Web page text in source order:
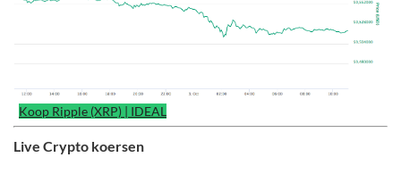
Koop Ripple (XRP) | IDEAL
Live Crypto koersen